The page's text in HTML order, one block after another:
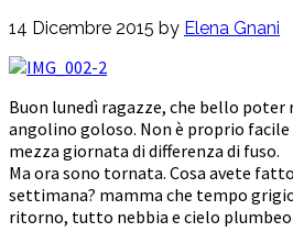
14 Dicembre 2015 by Elena Gnani
Buon lunedì ragazze, che bello
angolino goloso. Non è proprio
mezza giornata di differenza di fuso.
Ma ora sono tornata. Cosa avete
settimana? mamma che tempo
ritorno, tutto nebbia e cielo